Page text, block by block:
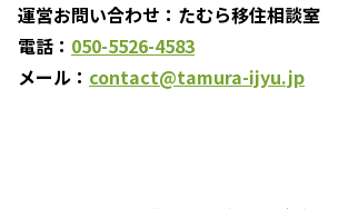
運営お問い合わせ：たむら移住相談室
電話： 050-5526-4583
メール： contact@tamura-ijyu.jp